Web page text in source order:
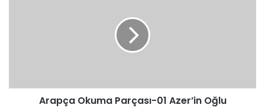
Arapça Okuma Parçası-01 Azer’in Oğlu